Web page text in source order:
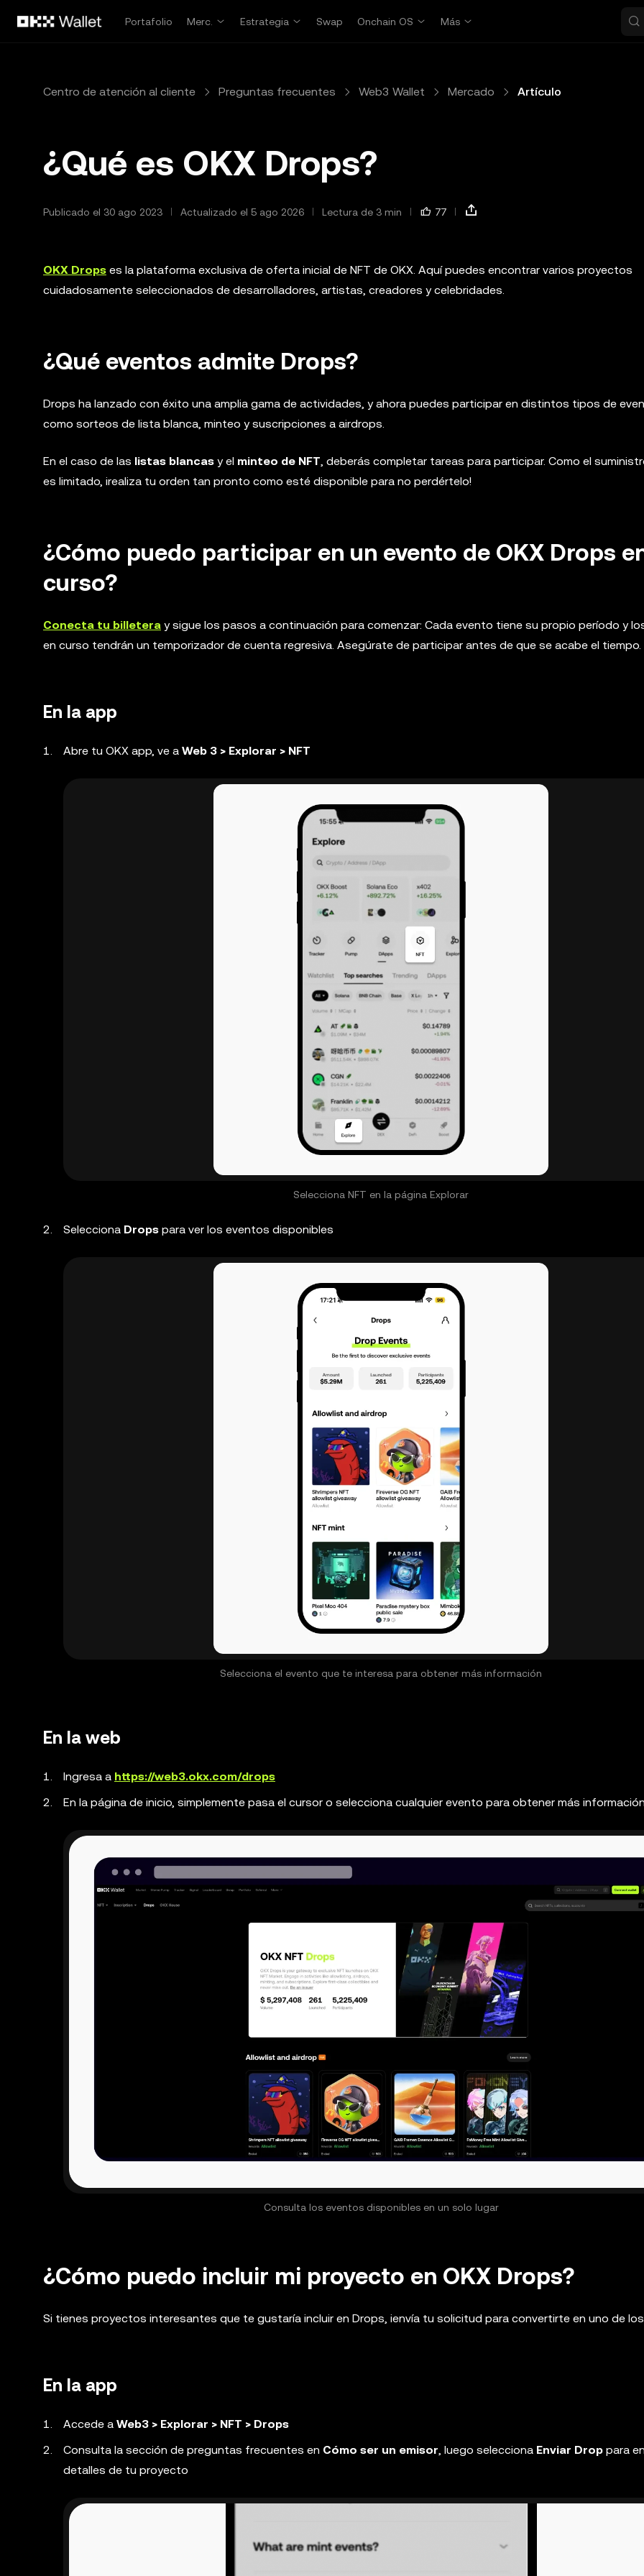
Portafolio
Merc. Estrategia Swap Onchain OS Más
Centro de atención al cliente Preguntas frecuentes Web3 Wallet Mercado Artículo
¿Qué es OKX Drops?
Publicado el 30 ago 2023 Actualizado el 5 ago 2026 Lectura de 3 min 77
OKX Drops es la plataforma exclusiva de oferta inicial de NFT de OKX. Aquí puedes encontrar varios proyectos
cuidadosamente seleccionados de desarrolladores, artistas, creadores y celebridades.
¿Qué eventos admite Drops?
Drops ha lanzado con éxito una amplia gama de actividades, y ahora puedes participar en distintos tipos de
como sorteos de lista blanca, minteo y suscripciones a airdrops.
En el caso de las listas blancas y el minteo de NFT, deberás completar tareas para participar. Como el
es limitado, ¡realiza tu orden tan pronto como esté disponible para no perdértelo!
¿Cómo puedo participar en un evento de OKX Drops
curso?
Conecta tu billetera y sigue los pasos a continuación para comenzar: Cada evento tiene su propio período y
en curso tendrán un temporizador de cuenta regresiva. Asegúrate de participar antes de que se acabe el tiempo.
En la app
Abre tu OKX app, ve a Web 3 > Explorar > NFT
Selecciona NFT en la página Explorar
Selecciona Drops para ver los eventos disponibles
Selecciona el evento que te interesa para obtener más información
En la web
Ingresa a https://web3.okx.com/drops
En la página de inicio, simplemente pasa el cursor o selecciona cualquier evento para obtener más
Consulta los eventos disponibles en un solo lugar
¿Cómo puedo incluir mi proyecto en OKX Drops?
Si tienes proyectos interesantes que te gustaría incluir en Drops, ¡envía tu solicitud para convertirte en uno de
En la app
Accede a Web3 > Explorar > NFT > Drops
Consulta la sección de preguntas frecuentes en Cómo ser un emisor, luego selecciona Enviar Drop para
detalles de tu proyecto